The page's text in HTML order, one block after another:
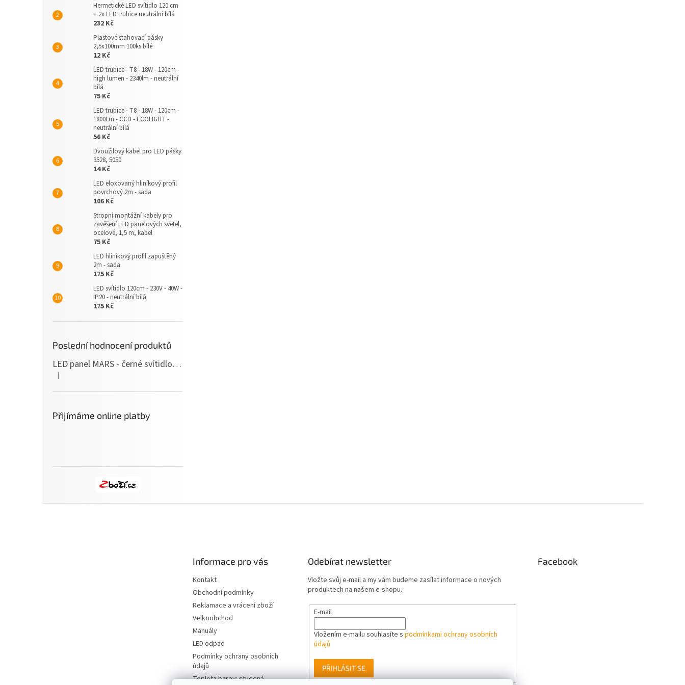
Hermetické LED svítidlo 120 cm
+ 2x LED trubice neutrální bílá
232 Kč
Plastové stahovací pásky
2,5x100mm 100ks bílé
12 Kč
LED trubice - T8 - 18W - 120cm -
high lumen - 2340lm - neutrální
bílá
75 Kč
LED trubice - T8 - 18W - 120cm -
1800Lm - CCD - ECOLIGHT -
neutrální bílá
56 Kč
Dvoužilový kabel pro LED pásky
3528, 5050
14 Kč
LED eloxovaný hliníkový profil
povrchový 2m - sada
106 Kč
Stropní montážní kabely pro
zavěšení LED panelových světel,
ocelové, 1,5 m, kabel
75 Kč
LED hliníkový profil zapuštěný
2m - sada
175 Kč
LED svítidlo 120cm - 230V - 40W -
IP20 - neutrální bílá
175 Kč
Poslední hodnocení produktů
LED panel MARS - černé svítidlo SLIM - 120cm - 36W - 230V - 3600Lm - neutrální bílá
Hodnocení produktu je 5 z 5 hvězdiček.
|
Přijímáme online platby
Informace pro vás
Kontakt
Obchodní podmínky
Reklamace a vrácení zboží
Velkoobchod
Manuály
LED odpad
Podmínky ochrany osobních
údajů
Teplota barev: studená,
Odebírat newsletter
Vložte svůj e-mail a my vám budeme zasílat informace o nových
produktech na našem e-shopu.
E-mail
Vložením e-mailu souhlasíte s podmínkami ochrany osobních
údajů
PŘIHLÁSIT SE
Facebook